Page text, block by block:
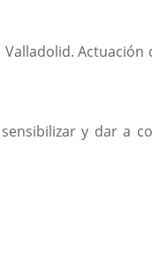
Actuación
y dar a